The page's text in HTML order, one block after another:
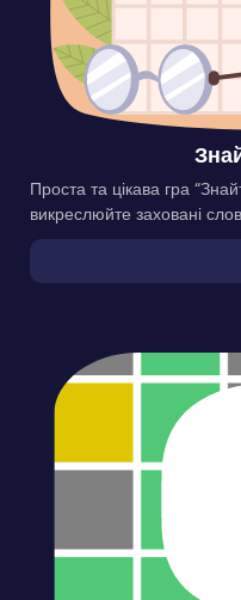
Проста та цікава гра
викреслюйте заховані